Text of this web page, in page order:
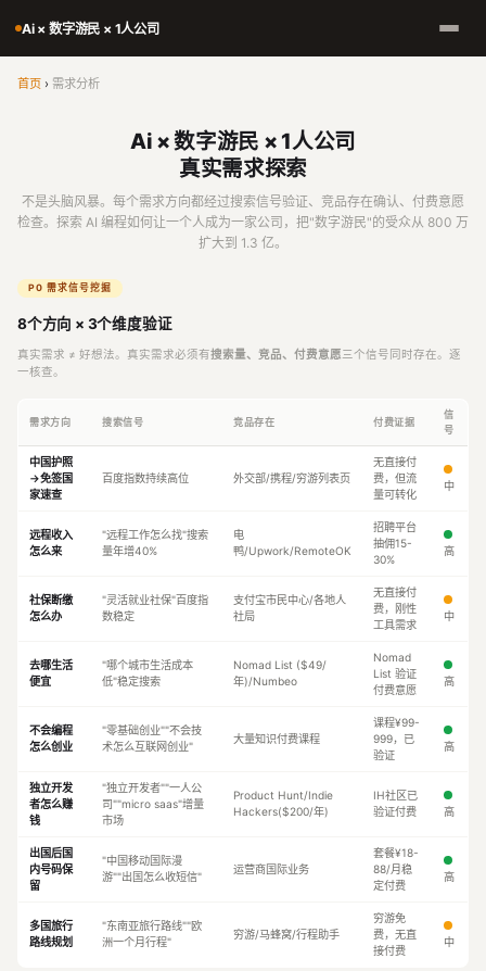
Ai × 数字游民 × 1人公司
首页 › 需求分析
Ai × 数字游民 × 1人公司
真实需求探索
不是头脑风暴。每个需求方向都经过搜索信号验证、竞品存在确认、付费意愿
检查。探索 AI 编程如何让一个人成为一家公司，把"数字游民"的受众从 800 万
扩大到 1.3 亿。
P0 需求信号挖掘
8个方向 × 3个维度验证
真实需求 ≠ 好想法。真实需求必须有搜索量、竞品、付费意愿三个信号同时存在。逐
一核查。
需求方向 搜索信号 竞品存在 付费证据
信
号
中国护照
→免签国
家速查
百度指数持续高位 外交部/携程/穷游列表页
无直接付
费，但流
量可转化
中
远程收入
怎么来
"远程工作怎么找"搜索
量年增40%
电
鸭/Upwork/RemoteOK
招聘平台
抽佣15-
30%
高
社保断缴
怎么办
"灵活就业社保"百度指
数稳定
支付宝市民中心/各地人
社局
无直接付
费，刚性
工具需求
中
去哪生活
便宜
"哪个城市生活成本
低"稳定搜索
Nomad List ($49/
年)/Numbeo
Nomad
List 验证
付费意愿
高
不会编程
怎么创业
"零基础创业""不会技
术怎么互联网创业"
大量知识付费课程
课程¥99-
999，已
验证
高
独立开发
者怎么赚
钱
"独立开发者""一人公
司""micro saas"增量
市场
Product Hunt/Indie
Hackers($200/年)
IH社区已
验证付费
高
出国后国
内号码保
留
"中国移动国际漫
游""出国怎么收短信"
运营商国际业务
套餐¥18-
88/月稳
定付费
高
多国旅行
路线规划
"东南亚旅行路线""欧
洲一个月行程"
穷游/马蜂窝/行程助手
穷游免
费，无直
接付费
中